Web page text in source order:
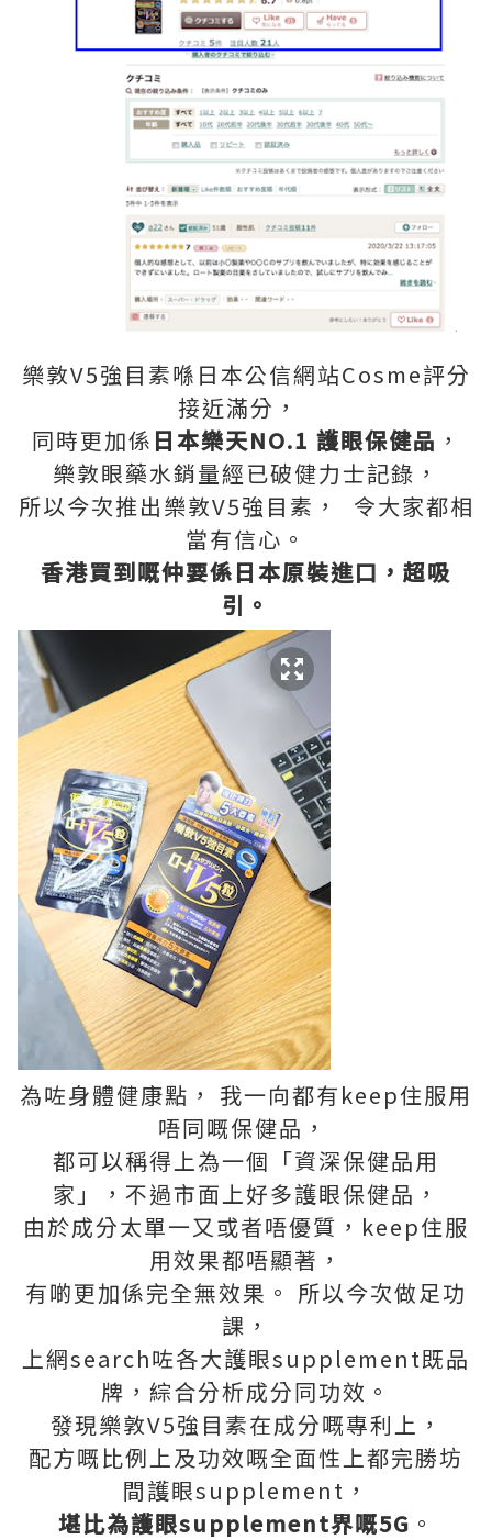
樂敦V5強目素喺日本公信網站Cosme評分
接近滿分，
同時更加係 日本樂天NO.1 護眼保健品 ，
樂敦眼藥水銷量經已破健力士記錄，
所以今次推出樂敦V5強目素， 令大家都相
當有信心。
香港買到嘅仲要係日本原裝進口，超吸
引。
為咗身體健康點， 我一向都有keep住服用
唔同嘅保健品，
都可以稱得上為一個「資深保健品用
家」，不過市面上好多護眼保健品，
由於成分太單一又或者唔優質，keep住服
用效果都唔顯著，
有啲更加係完全無效果。 所以今次做足功
課，
上網search咗各大護眼supplement既品
牌，綜合分析成分同功效。
發現樂敦V5強目素在成分嘅專利上，
配方嘅比例上及功效嘅全面性上都完勝坊
間護眼supplement，
堪比為護眼supplement界嘅5G 。